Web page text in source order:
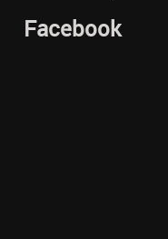
Facebook